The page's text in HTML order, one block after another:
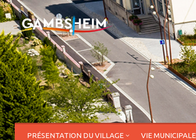
PRÉSENTATION DU VILLAGE VIE MUNICIPALE